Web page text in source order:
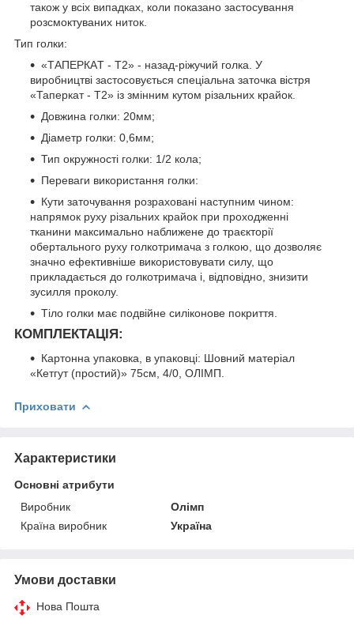
також у всіх випадках, коли показано застосування
розсмоктуваних ниток.
Тип голки:
«ТАПЕРКАT - T2» - назад-ріжучий голка. У
виробництві застосовується спеціальна заточка вістря
«Таперкат - T2» із змінним кутом різальних крайок.
Довжина голки: 20мм;
Діаметр голки: 0,6мм;
Тип окружності голки: 1/2 кола;
Переваги використання голки:
Кути заточування розраховані наступним чином:
напрямок руху різальних крайок при проходженні
тканини максимально наближене до траєкторії
обертального руху голкотримача з голкою, що дозволяє
значно ефективніше використовувати силу, що
прикладається до голкотримача і, відповідно, знизити
зусилля проколу.
Тіло голки має подвійне силіконове покриття.
КОМПЛЕКТАЦІЯ:
Картонна упаковка, в упаковці: Шовний матеріал
«Кетгут (простий)» 75см, 4/0, ОЛІМП.
Приховати
Характеристики
Основні атрибути
Виробник
Олімп
Країна виробник
Україна
Умови доставки
Нова Пошта